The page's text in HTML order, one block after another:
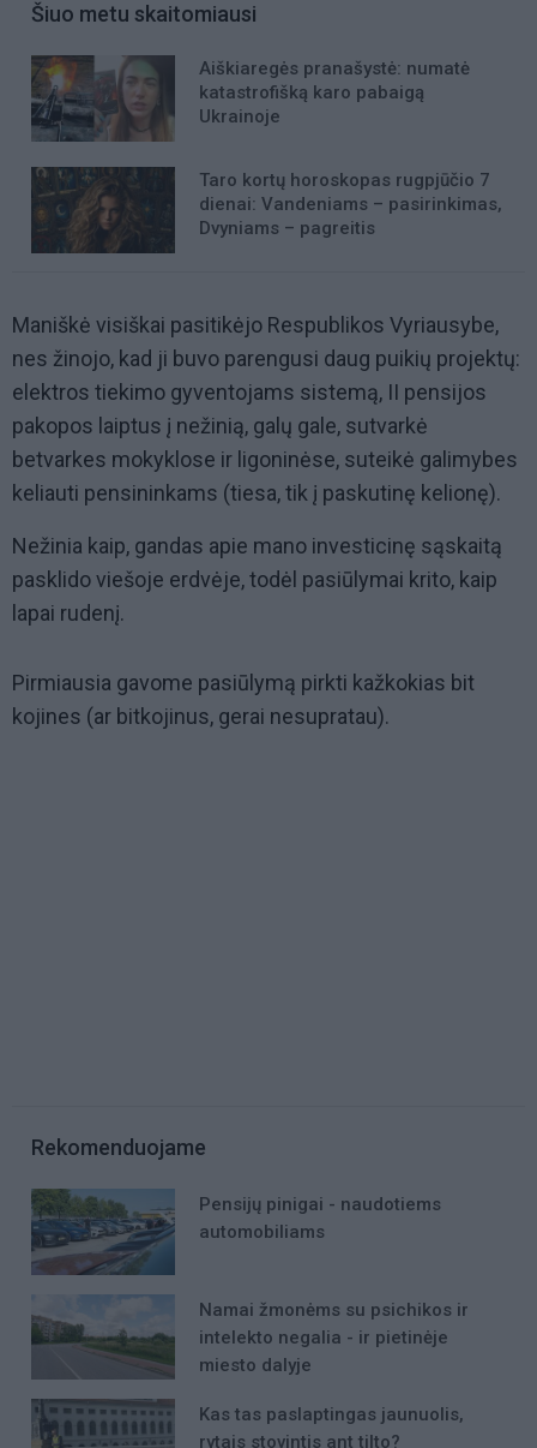
Šiuo metu skaitomiausi
Aiškiaregės pranašystė: numatė
katastrofišką karo pabaigą
Ukrainoje
Taro kortų horoskopas rugpjūčio 7
dienai: Vandeniams – pasirinkimas,
Dvyniams – pagreitis
Maniškė visiškai pasitikėjo Respublikos Vyriausybe,
nes žinojo, kad ji buvo parengusi daug puikių projektų:
elektros tiekimo gyventojams sistemą, II pensijos
pakopos laiptus į nežinią, galų gale, sutvarkė
betvarkes mokyklose ir ligoninėse, suteikė galimybes
keliauti pensininkams (tiesa, tik į paskutinę kelionę).
Nežinia kaip, gandas apie mano investicinę sąskaitą
pasklido viešoje erdvėje, todėl pasiūlymai krito, kaip
lapai rudenį.
Pirmiausia gavome pasiūlymą pirkti kažkokias bit
kojines (ar bitkojinus, gerai nesupratau).
Rekomenduojame
Pensijų pinigai - naudotiems
automobiliams
Namai žmonėms su psichikos ir
intelekto negalia - ir pietinėje
miesto dalyje
Kas tas paslaptingas jaunuolis,
rytais stovintis ant tilto?